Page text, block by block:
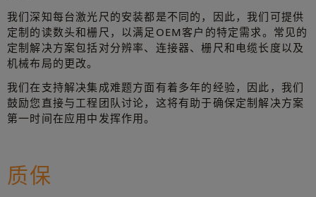
我们深知每台激光尺的安装都是不同的，因此，我们可提供
定制的读数头和栅尺，以满足OEM客户的特定需求。常见的
定制解决方案包括对分辨率、连接器、栅尺和电缆长度以及
机械布局的更改。
我们在支持解决集成难题方面有着多年的经验，因此，我们
鼓励您直接与工程团队讨论，这将有助于确保定制解决方案
第一时间在应用中发挥作用。
质保